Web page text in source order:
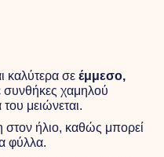
καλύτερα σε έμμεσο,
συνθήκες χαμηλού
μειώνεται.
ήλιο, καθώς μπορεί
φύλλα.